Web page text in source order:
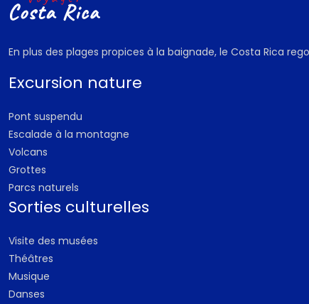
En plus des plages propices à la baignade, le Costa Rica
Excursion nature
Pont suspendu
Escalade à la montagne
Volcans
Grottes
Parcs naturels
Sorties culturelles
Visite des musées
Théâtres
Musique
Danses